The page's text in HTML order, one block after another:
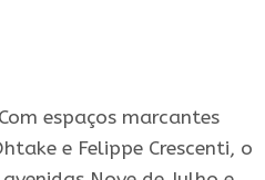
espaços marcantes
e Felippe Crescenti, o